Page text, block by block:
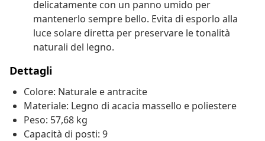
delicatamente con un panno umido per
mantenerlo sempre bello. Evita di esporlo alla
luce solare diretta per preservare le tonalità
naturali del legno.
Dettagli
Colore: Naturale e antracite
Materiale: Legno di acacia massello e poliestere
Peso: 57,68 kg
Capacità di posti: 9